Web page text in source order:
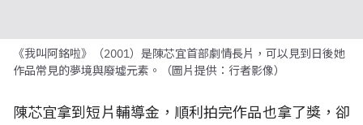
《我叫阿銘啦》（2001）是陳芯宜首部劇情長片，可以見到日後她
作品常見的夢境與廢墟元素。（圖片提供：行者影像）
陳芯宜拿到短片輔導金，順利拍完作品也拿了獎，卻